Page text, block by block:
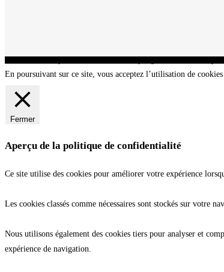
En poursuivant sur ce site, vous acceptez l’utilisation de
Fermer
Aperçu de la politique de confidentialité
Ce site utilise des cookies pour améliorer votre expérience
Les cookies classés comme nécessaires sont stockés sur votre
Nous utilisons également des cookies tiers pour analyser et
expérience de navigation.